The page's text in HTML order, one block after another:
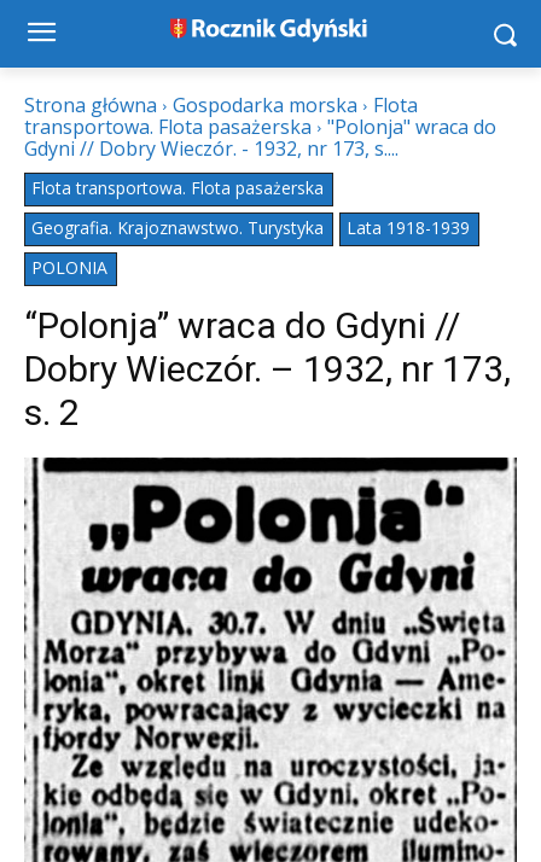
Strona główna Gospodarka morska
Flota
transportowa. Flota pasażerska
"Polonja" wraca do
Gdyni // Dobry Wieczór. - 1932, nr 173, s....
Flota transportowa. Flota pasażerska
Geografia. Krajoznawstwo. Turystyka
Lata 1918-1939
POLONIA
“Polonja” wraca do Gdyni //
Dobry Wieczór. – 1932, nr 173,
s. 2